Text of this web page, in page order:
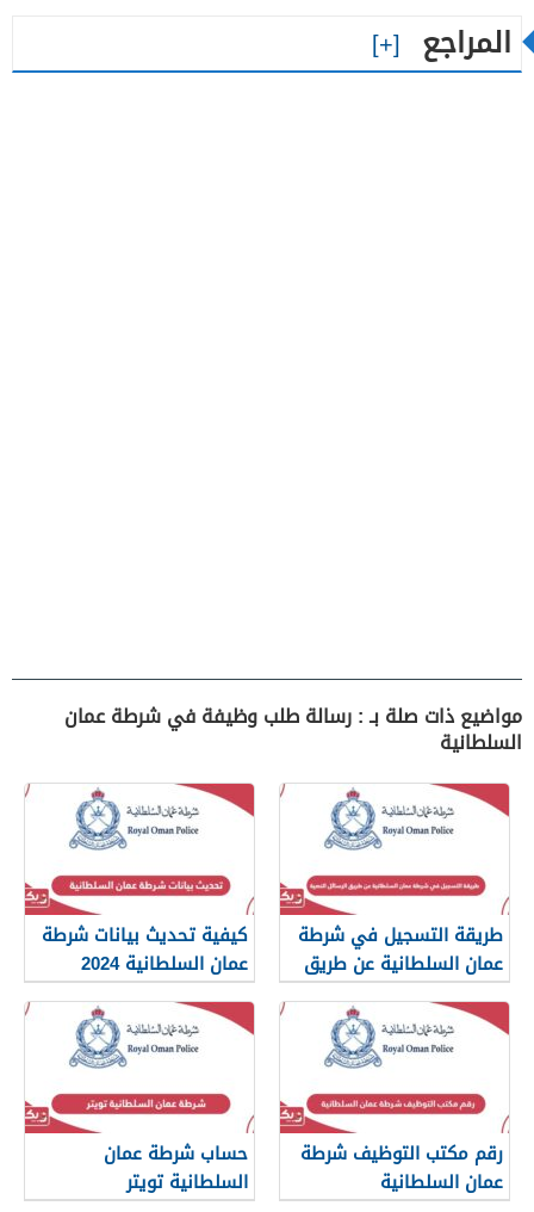
المراجع
مواضيع ذات صلة بـ : رسالة طلب وظيفة في شرطة عمان
السلطانية
طريقة التسجيل في شرطة
عمان السلطانية عن طريق
الرسائل النصية
كيفية تحديث بيانات شرطة
عمان السلطانية 2024
رقم مكتب التوظيف شرطة
عمان السلطانية
حساب شرطة عمان
السلطانية تويتر